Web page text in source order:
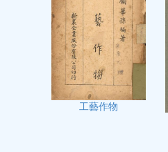
工藝作物